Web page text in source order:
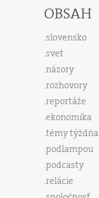
OBSAH
slovensko
svet
názory
rozhovory
reportáže
ekonomika
témy týždňa
podlampou
podcasty
relácie